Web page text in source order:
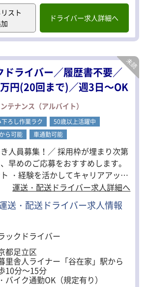
務エリア・働き方
合場所：日暮里舎人ライナーの谷
駅周辺のトラック置き場
務エリア：都内及び東京都内近郊
積み・手降ろしあり
作業するわけではなく、1チーム4
人で行います。
は交代で1～3時間取れます。
資材は比較的軽量なものが中心の
、
の負担も少なく、女性スタッフも
なく活躍できる環境です。
スト
ドライバー求人詳細へ
ドライバー／履歴書不要／
円(20回まで)／週3日～OK
テナンス（アルバイト）
ろし作業ラク
50歳以上活躍中
ら可能 車通勤可能
人員募集！／ 採用枠が埋まり次第
早めのご応募をおすすめします。
・経験を活かしてキャリアアップ
ームをまとめるポジションで収入ア
携も取りやすく、スムーズに業務
づくりを進めています。 お気軽にご応募ください♪
運送・配送ドライバー求人詳細へ
送・配送ドライバー求人情報
ックドライバー
都足立区
里舎人ライナー「谷在家」駅から
10分～15分
バイク通勤OK（規定有り）